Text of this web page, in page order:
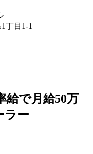
丁目1-1
給で月給50万
ラー